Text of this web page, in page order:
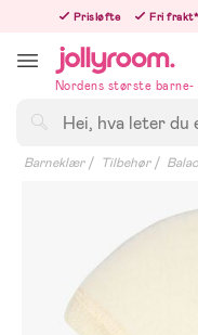
innehållet
Prisløfte Fri
Nordens største barne-
Barneklær Tilbehør